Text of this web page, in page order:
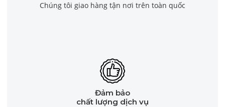
Chúng tôi giao hàng tận nơi trên toàn quốc
Đảm bảo
chất lượng dịch vụ